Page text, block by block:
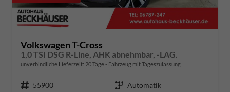
Volkswagen T-Cross
1,0 TSI DSG R-Line, AHK abnehmbar, -LAG.
unverbindliche Lieferzeit: 20 Tage Fahrzeug mit Tageszulassung
Fahrzeugnummer 55900 Getriebe Automatik